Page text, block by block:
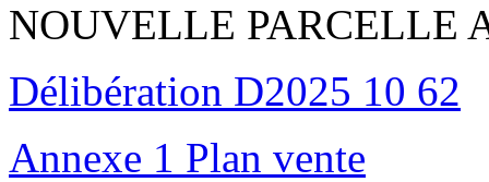
NOUVELLE PARCELLE
Délibération D2025 10 62
Annexe 1 Plan vente